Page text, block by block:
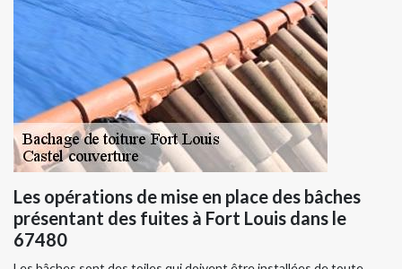
Les opérations de mise en place des bâches
présentant des fuites à Fort Louis dans le
67480